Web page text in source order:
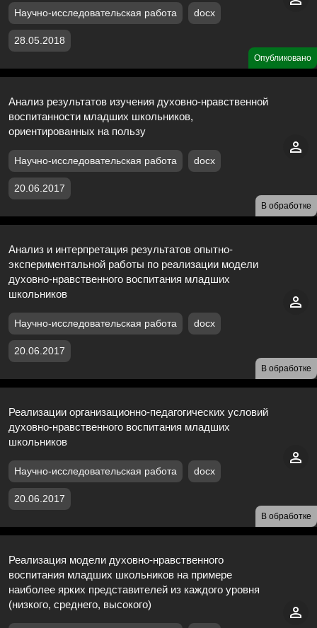
Опубликовано
Научно-исследовательская работа docx
28.05.2018
В обработке
Анализ результатов изучения духовно-нравственной
воспитанности младших школьников,
ориентированных на пользу
Научно-исследовательская работа docx
20.06.2017
В обработке
Анализ и интерпретация результатов опытно-
экспериментальной работы по реализации модели
духовно-нравственного воспитания младших
школьников
Научно-исследовательская работа docx
20.06.2017
В обработке
Реализации организационно-педагогических условий
духовно-нравственного воспитания младших
школьников
Научно-исследовательская работа docx
20.06.2017
Реализация модели духовно-нравственного
воспитания младших школьников на примере
наиболее ярких представителей из каждого уровня
(низкого, среднего, высокого)